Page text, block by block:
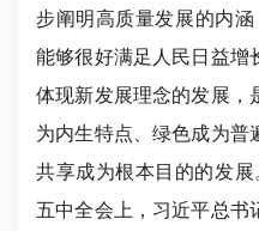
步阐明高质量发展的内
能够很好满足人民日益增
体现新发展理念的发展，
为内生特点、绿色成为普
共享成为根本目的的发展
五中全会上，习近平总书